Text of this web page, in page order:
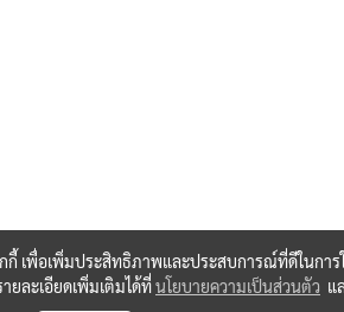
กี้ เพื่อเพิ่มประสิทธิภาพและประสบการณ์ที่ดีในการ
ยละเอียดเพิ่มเติมได้ที่นโยบายความเป็นส่วนตัว แ